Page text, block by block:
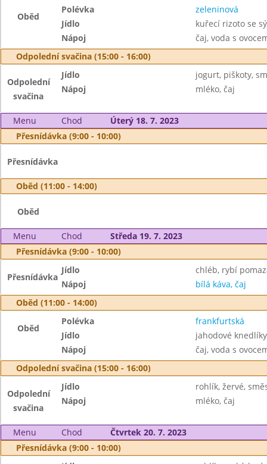
Oběd
Polévka
zeleninová
Jídlo
kuřecí rizoto se
Nápoj
čaj, voda s
Odpolední svačina (15:00 - 16:00)
Odpolední
svačina
Jídlo
jogurt, piškoty,
Nápoj
mléko, čaj
Menu Chod
Úterý 18. 7. 2023
Přesnídávka (9:00 - 10:00)
Přesnídávka
Oběd (11:00 - 14:00)
Oběd
Menu Chod
Středa 19. 7. 2023
Přesnídávka (9:00 - 10:00)
Přesnídávka
Jídlo
chléb, rybí
Nápoj
bílá káva, čaj
Oběd (11:00 - 14:00)
Oběd
Polévka
frankfurtská
Jídlo
jahodové
Nápoj
čaj, voda s
Odpolední svačina (15:00 - 16:00)
Odpolední
svačina
Jídlo
rohlík, žervé,
Nápoj
mléko, čaj
Menu Chod
Čtvrtek 20. 7. 2023
Přesnídávka (9:00 - 10:00)